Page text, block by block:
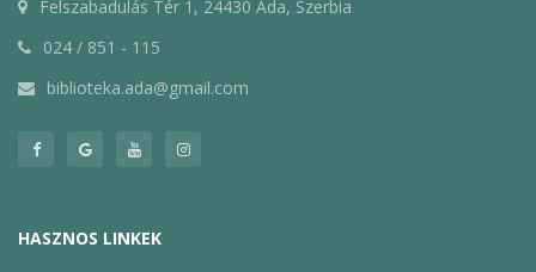
Felszabadulás Tér 1, 24430 Ada, Szerbia
024 / 851 - 115
biblioteka.ada@gmail.com
HASZNOS LINKEK